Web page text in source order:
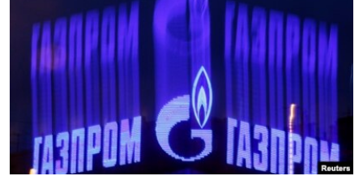
СПЕЦПРОЕКТИ
ДЕПОРТАЦІЯ
ВІДЕОУРОКИ «ELIFBE»
УКРАЇНСЬКА ПРОБЛЕМА КРИМУ
ІНФОГРАФІКА
ЯК ОБІЙТИ БЛОКУВАННЯ
Qırımtatar
ДОЛУЧАЙСЯ!